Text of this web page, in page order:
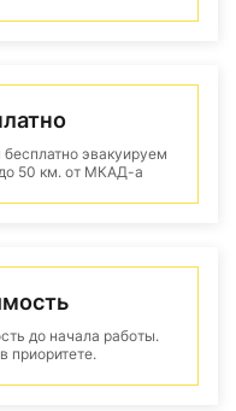
эвакуируем
50 км. от МКАД-а
до начала работы.
приоритете.